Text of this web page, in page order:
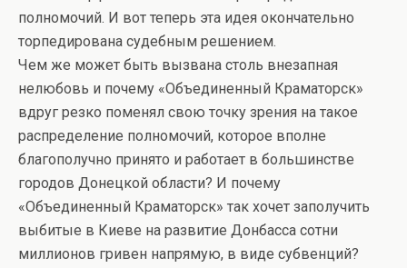
полномочий. И вот теперь эта идея окончательно
торпедирована судебным решением.
Чем же может быть вызвана столь внезапная
нелюбовь и почему «Объединенный Краматорск»
вдруг резко поменял свою точку зрения на такое
распределение полномочий, которое вполне
благополучно принято и работает в большинстве
городов Донецкой области? И почему
«Объединенный Краматорск» так хочет заполучить
выбитые в Киеве на развитие Донбасса сотни
миллионов гривен напрямую, в виде субвенций?